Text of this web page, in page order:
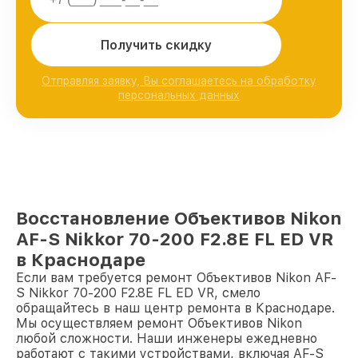
Получить скидку
Отправляя заявку, Вы соглашаетесь на обработку
персональных данных
Восстановление Объективов Nikon
AF-S Nikkor 70-200 F2.8E FL ED VR
в Краснодаре
Если вам требуется ремонт Объективов Nikon AF-
S Nikkor 70-200 F2.8E FL ED VR, смело
обращайтесь в наш центр ремонта в Краснодаре.
Мы осуществляем ремонт Объективов Nikon
любой сложности. Наши инженеры ежедневно
работают с такими устройствами, включая AF-S